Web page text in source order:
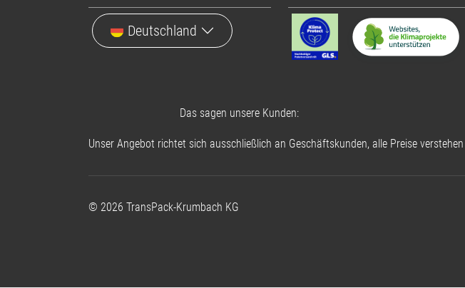
Deutschland
Das sagen unsere Kunden:
Unser Angebot richtet sich ausschließlich an Geschäftskunden, alle Preise
© 2026 TransPack-Krumbach KG